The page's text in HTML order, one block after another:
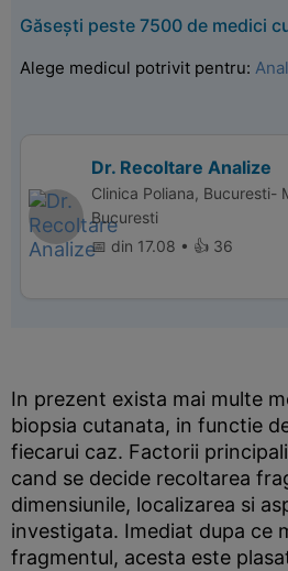
Găsești peste 7500 de medici
Alege medicul potrivit pentru:
Dr. Recoltare Analize
Clinica Poliana, Bucuresti-
Bucuresti
📅 din 17.08 • 👍 36
In prezent exista mai multe
biopsia cutanata, in functie
fiecarui caz. Factorii
cand se decide recoltarea
dimensiunile, localizarea si
investigata. Imediat dupa ce
fragmentul, acesta este